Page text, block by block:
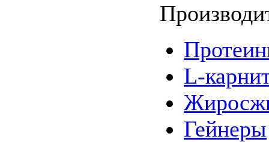
L-
Гейнеры